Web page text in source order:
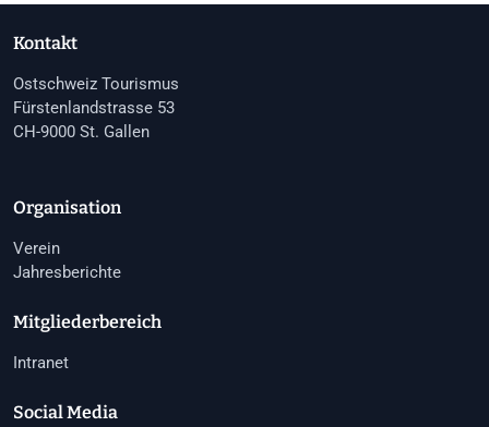
Kontakt
Ostschweiz Tourismus
Fürstenlandstrasse 53
CH-9000 St. Gallen
Organisation
Verein
Jahresberichte
Mitgliederbereich
Intranet
Social Media